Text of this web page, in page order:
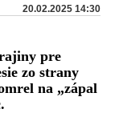
20.02.2025 14:30
pre
zo strany
na „zápal